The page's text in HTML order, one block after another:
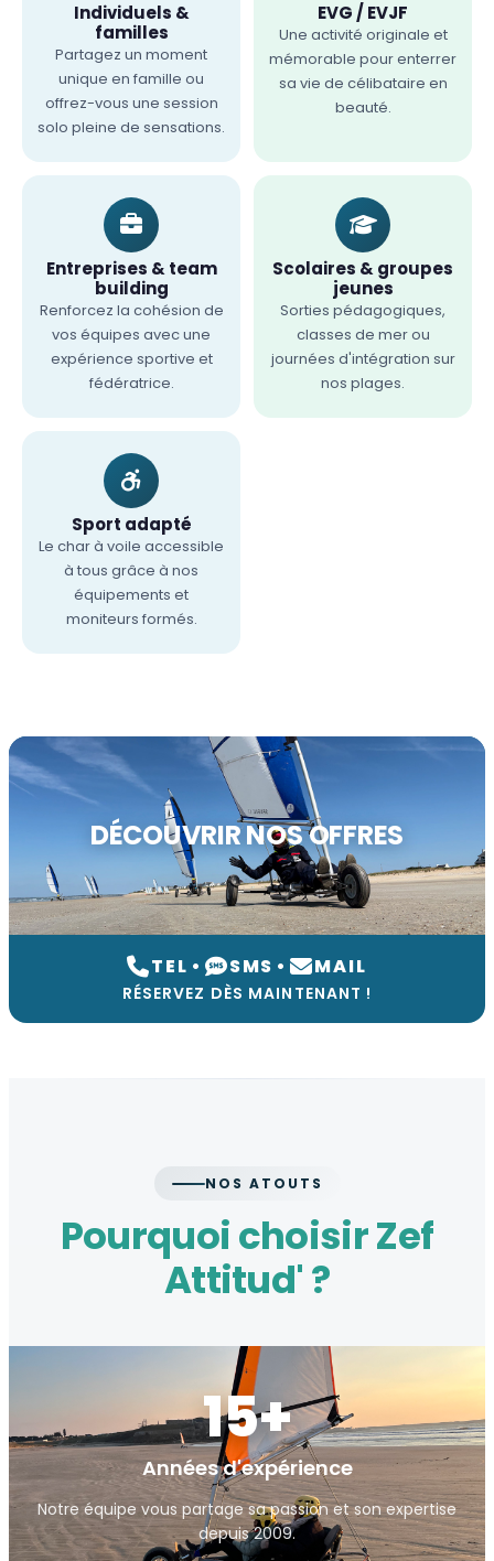
Individuels &
familles
Partagez un moment
unique en famille ou
offrez-vous une session
solo pleine de sensations.
EVG / EVJF
Une activité originale et
mémorable pour enterrer
sa vie de célibataire en
beauté.
Entreprises & team
building
Renforcez la cohésion de
vos équipes avec une
expérience sportive et
fédératrice.
Scolaires & groupes
jeunes
Sorties pédagogiques,
classes de mer ou
journées d'intégration sur
nos plages.
Sport adapté
Le char à voile accessible
à tous grâce à nos
équipements et
moniteurs formés.
DÉCOUVRIR NOS OFFRES
TEL • SMS • MAIL
RÉSERVEZ DÈS MAINTENANT !
NOS ATOUTS
Pourquoi choisir Zef
Attitud' ?
15+
Années d'expérience
Notre équipe vous partage sa passion et son expertise
depuis 2009.